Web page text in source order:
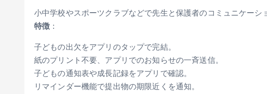
小中学校やスポーツクラブなどで先生と保護者のコミュニケーシ
特徴 ：
子どもの出欠をアプリのタップで完結。
紙のプリント不要、アプリでのお知らせの一斉送信。
子どもの通知表や成長記録をアプリで確認。
リマインダー機能で提出物の期限近くを通知。